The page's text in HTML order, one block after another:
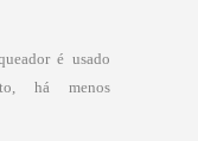
é usado
há menos